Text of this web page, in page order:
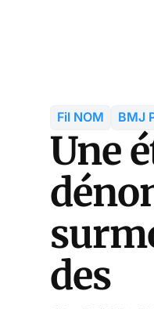
Fil NOM BMJ
Une
des